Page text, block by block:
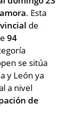
. Esta
de
94
se sitúa
y León ya
a nivel
de